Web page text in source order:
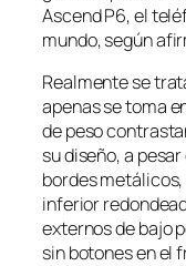
Ascend P6, el
mundo, según
Realmente se
apenas se toma
de peso
su diseño, a
bordes
inferior
externos de bajo
sin botones en el